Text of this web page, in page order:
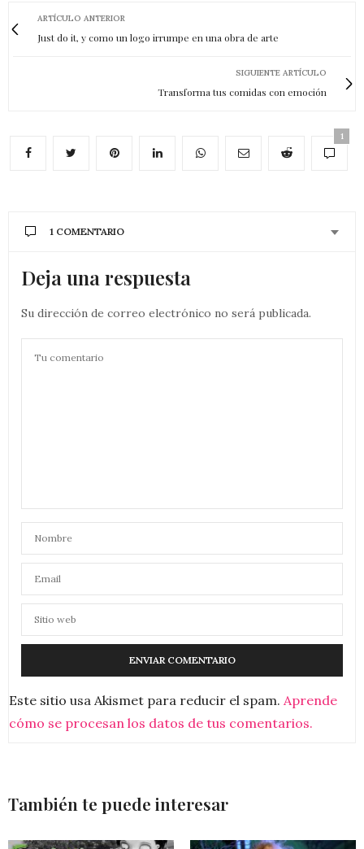
ARTÍCULO ANTERIOR
Just do it, y como un logo irrumpe en una obra de arte
SIGUIENTE ARTÍCULO
Transforma tus comidas con emoción
1
1 COMENTARIO
Deja una respuesta
Su dirección de correo electrónico no será publicada.
Este sitio usa Akismet para reducir el spam. Aprende
cómo se procesan los datos de tus comentarios.
También te puede interesar